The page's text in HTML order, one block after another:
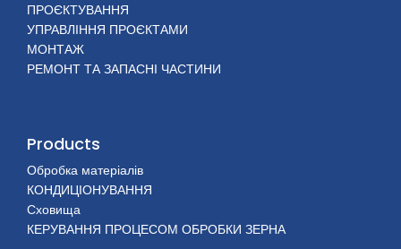
ПРОЄКТУВАННЯ
УПРАВЛІННЯ ПРОЄКТАМИ
МОНТАЖ
РЕМОНТ ТА ЗАПАСНІ ЧАСТИНИ
Products
Обробка матеріалів
КОНДИЦІОНУВАННЯ
Сховища
КЕРУВАННЯ ПРОЦЕСОМ ОБРОБКИ ЗЕРНА